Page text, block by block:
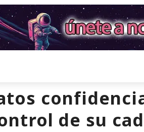
de su